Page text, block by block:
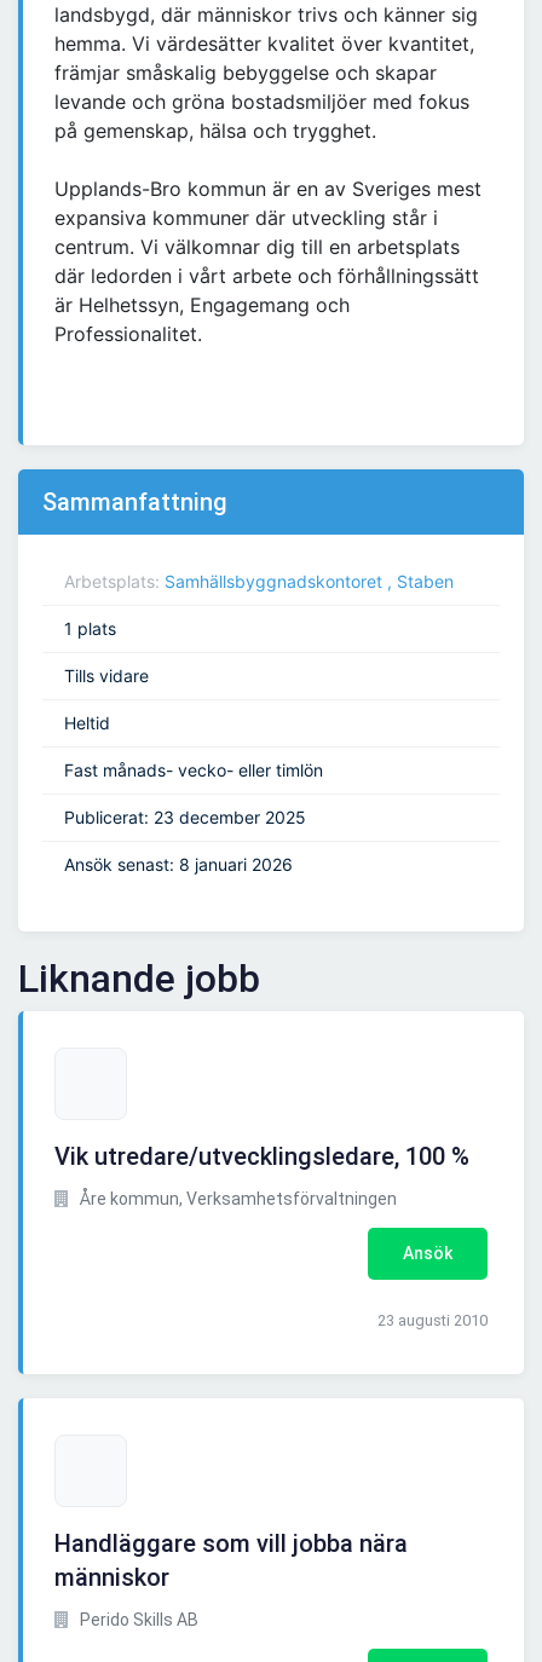
landsbygd, där människor trivs och känner sig
hemma. Vi värdesätter kvalitet över kvantitet,
främjar småskalig bebyggelse och skapar
levande och gröna bostadsmiljöer med fokus
på gemenskap, hälsa och trygghet.
Upplands-Bro kommun är en av Sveriges mest
expansiva kommuner där utveckling står i
centrum. Vi välkomnar dig till en arbetsplats
där ledorden i vårt arbete och förhållningssätt
är Helhetssyn, Engagemang och
Professionalitet.
Sammanfattning
Arbetsplats: Samhällsbyggnadskontoret , Staben
1 plats
Tills vidare
Heltid
Fast månads- vecko- eller timlön
Publicerat: 23 december 2025
Ansök senast: 8 januari 2026
Liknande jobb
Vik utredare/utvecklingsledare, 100 %
Åre kommun, Verksamhetsförvaltningen
Ansök
23 augusti 2010
Handläggare som vill jobba nära
människor
Perido Skills AB